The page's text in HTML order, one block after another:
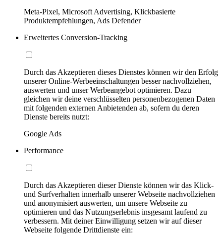
Meta-Pixel, Microsoft Advertising, Klickbasierte
Produktempfehlungen, Ads Defender
Erweitertes Conversion-Tracking
Durch das Akzeptieren dieses Dienstes können wir den Erfolg
unserer Online-Werbeeinschaltungen besser nachvollziehen,
auswerten und unser Werbeangebot optimieren. Dazu
gleichen wir deine verschlüsselten personenbezogenen Daten
mit folgenden externen Anbietenden ab, sofern du deren
Dienste bereits nutzt:
Google Ads
Performance
Durch das Akzeptieren dieser Dienste können wir das Klick-
und Surfverhalten innerhalb unserer Webseite nachvollziehen
und anonymisiert auswerten, um unsere Webseite zu
optimieren und das Nutzungserlebnis insgesamt laufend zu
verbessern. Mit deiner Einwilligung setzen wir auf dieser
Webseite folgende Drittdienste ein: